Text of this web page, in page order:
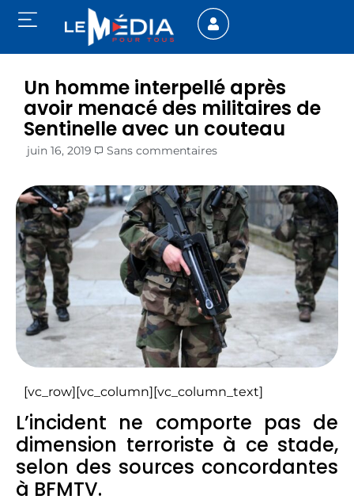
Un homme interpellé après
avoir menacé des militaires de
Sentinelle avec un couteau
juin 16, 2019 Sans commentaires
[vc_row][vc_column][vc_column_text]
L’incident ne comporte pas de
dimension terroriste à ce stade,
selon des sources concordantes
à BFMTV.